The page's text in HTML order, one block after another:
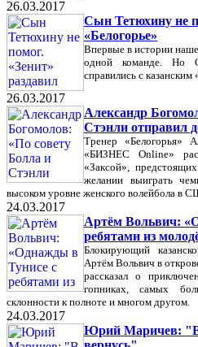
26.03.2017
Сын Тетюхину не
«Белогорье»
Впервые в истории
одной команде. Но
справились с казанским
26.03.2017
Александр
Стэнли отправил
Тренер «Белогорья»
«БИЗНЕС Online»
«Заксой»,
желании выиграть
высоком уровне женского волейбола в
24.03.2017
Артём Вольвич:
ребятами из
Блокирующий
Артём Вольвич в
рассказал о
гопниках, самых
склонности к полноте и многом другом.
24.03.2017
Юрий Маричев: "В